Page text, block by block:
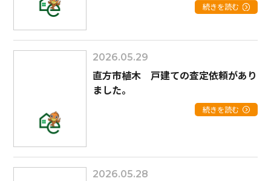
続きを読む
2026.05.29
直方市植木 戸建ての査定依頼があり
ました。
続きを読む
2026.05.28